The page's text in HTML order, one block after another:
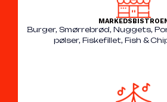
Burger, Smørrebrød, Nuggets,
pølser, Fiskefillet, Fish &